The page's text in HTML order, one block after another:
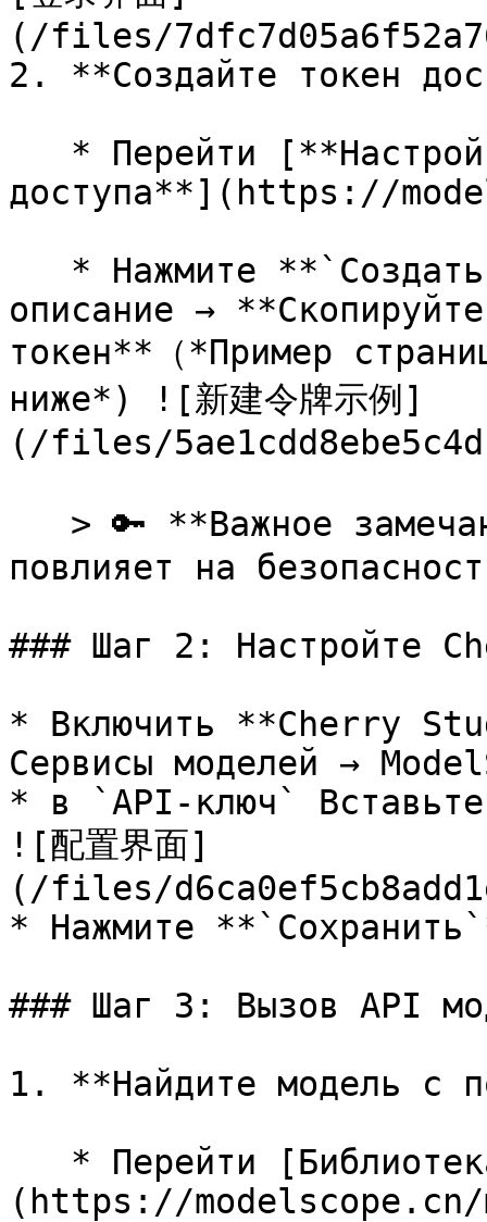
(/files/
2. **Создайте токен
доступа**](https://
описание →
токен**（*Пример
ниже*) ![新建令牌示例]
(/files/
повлияет на
### Шаг 2: Настройте
* Включить **Cherry
Сервисы моделей →
* в `API-ключ` Вставьте
![配置界面]
(/files/
* Нажмите
### Шаг 3: Вызов API
1. **Найдите модель с
(https://modelscope.cn/